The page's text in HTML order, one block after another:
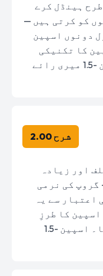
ہینڈل کرے
کو کرتی ہیں —
دونوں اسپین
کا تکنیکی
فٹبال ناقابلِ حل ہوگا۔ اسپین -1.5 میری رائے
شرح 2.00
اور زیادہ
کی نرمی
سے یہ
کا طرزِ
کھیل آسٹریا کے لیے مشکل ہوگا۔ اسپین -1.5